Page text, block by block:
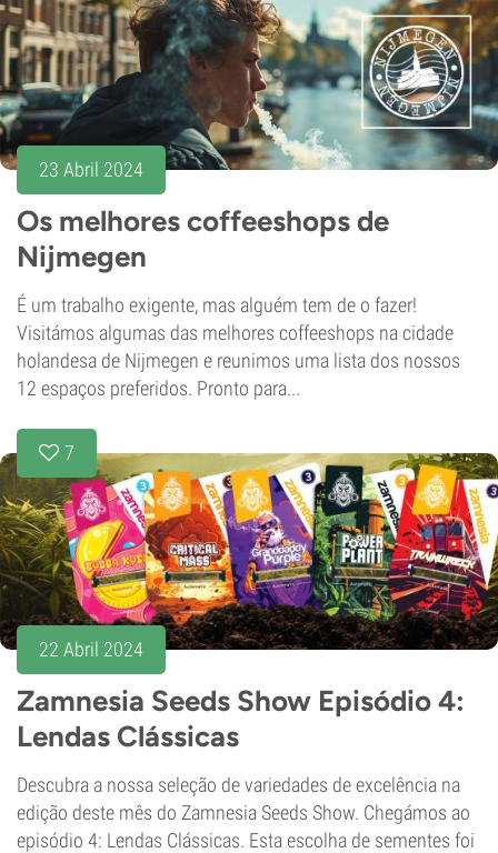
23 Abril 2024
Os melhores coffeeshops de
Nijmegen
É um trabalho exigente, mas alguém tem de o fazer!
Visitámos algumas das melhores coffeeshops na cidade
holandesa de Nijmegen e reunimos uma lista dos nossos
12 espaços preferidos. Pronto para...
7
22 Abril 2024
Zamnesia Seeds Show Episódio 4:
Lendas Clássicas
Descubra a nossa seleção de variedades de excelência na
edição deste mês do Zamnesia Seeds Show. Chegámos ao
episódio 4: Lendas Clássicas. Esta escolha de sementes foi